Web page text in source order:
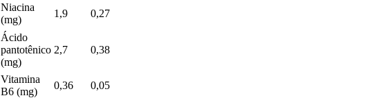
Niacina
(mg)
1,9 0,27
Ácido
pantotênico
(mg)
2,7 0,38
Vitamina
B6 (mg)
0,36 0,05